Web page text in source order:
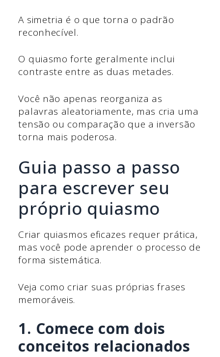
A simetria é o que torna o padrão
reconhecível.
O quiasmo forte geralmente inclui
contraste entre as duas metades.
Você não apenas reorganiza as
palavras aleatoriamente, mas cria uma
tensão ou comparação que a inversão
torna mais poderosa.
Guia passo a passo
para escrever seu
próprio quiasmo
Criar quiasmos eficazes requer prática,
mas você pode aprender o processo de
forma sistemática.
Veja como criar suas próprias frases
memoráveis.
1. Comece com dois
conceitos relacionados